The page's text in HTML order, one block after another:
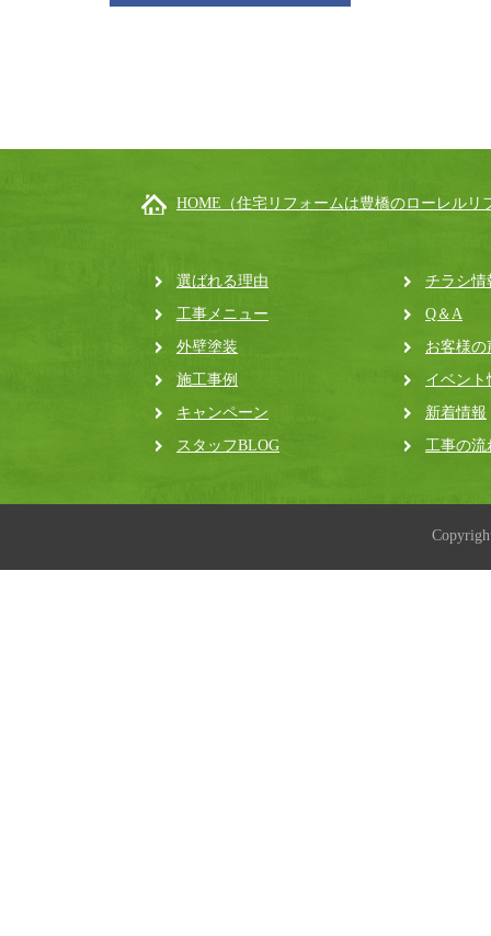
HOME（住宅リフォームは豊橋のローレルリ
選ばれる理由
工事メニュー
外壁塗装
施工事例
キャンペーン
スタッフBLOG
チラシ情
Q＆A
お客様の
イベント
新着情報
工事の流